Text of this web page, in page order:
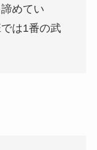
めてい
は1番の武